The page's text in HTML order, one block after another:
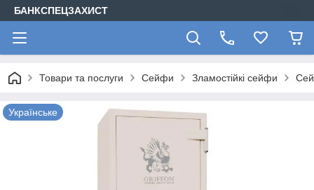
БАНКСПЕЦЗАХИСТ
Товари та послуги Сейфи Зламостійкі сейфи
Українське